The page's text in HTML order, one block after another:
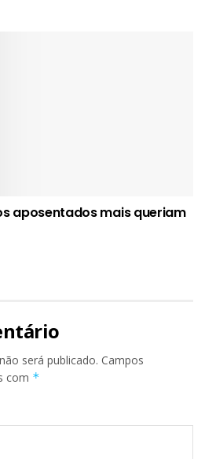
aposentados mais queriam
será publicado. Campos
com *